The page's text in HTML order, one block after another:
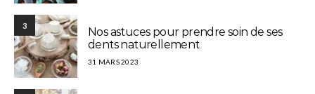
3
Nos astuces pour prendre soin de ses
dents naturellement
31 MARS 2023